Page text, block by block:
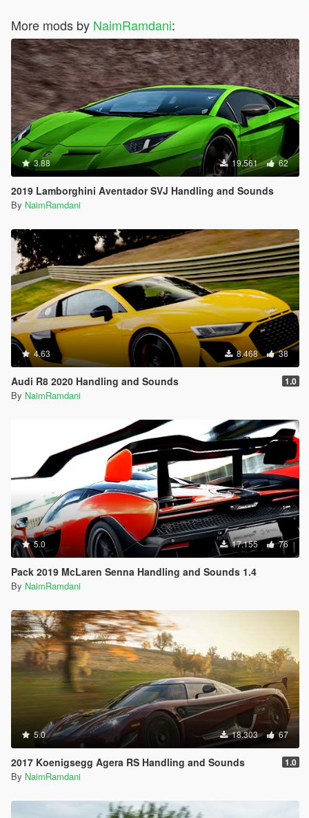
More mods by NaimRamdani:
3.88 19.561 62
2019 Lamborghini Aventador SVJ Handling and Sounds
By NaimRamdani
4.63 8.468 38
Audi R8 2020 Handling and Sounds 1.0
By NaimRamdani
5.0 17.155 76
Pack 2019 McLaren Senna Handling and Sounds 1.4
By NaimRamdani
5.0 18.303 67
2017 Koenigsegg Agera RS Handling and Sounds 1.0
By NaimRamdani